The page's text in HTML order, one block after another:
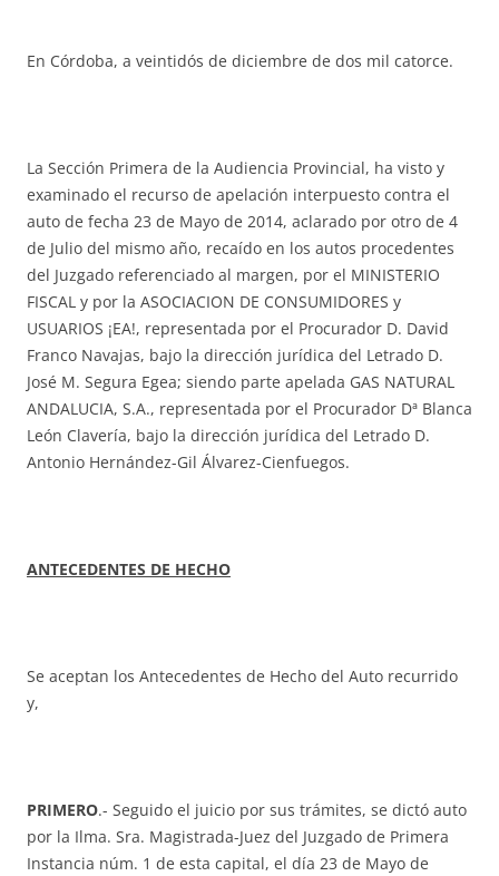
En Córdoba, a veintidós de diciembre de dos mil catorce.
La Sección Primera de la Audiencia Provincial, ha visto y
examinado el recurso de apelación interpuesto contra el
auto de fecha 23 de Mayo de 2014, aclarado por otro de 4
de Julio del mismo año, recaído en los autos procedentes
del Juzgado referenciado al margen, por el MINISTERIO
FISCAL y por la ASOCIACION DE CONSUMIDORES y
USUARIOS ¡EA!, representada por el Procurador D. David
Franco Navajas, bajo la dirección jurídica del Letrado D.
José M. Segura Egea; siendo parte apelada GAS NATURAL
ANDALUCIA, S.A., representada por el Procurador Dª Blanca
León Clavería, bajo la dirección jurídica del Letrado D.
Antonio Hernández-Gil Álvarez-Cienfuegos.
ANTECEDENTES DE HECHO
Se aceptan los Antecedentes de Hecho del Auto recurrido
y,
PRIMERO.- Seguido el juicio por sus trámites, se dictó auto
por la Ilma. Sra. Magistrada-Juez del Juzgado de Primera
Instancia núm. 1 de esta capital, el día 23 de Mayo de